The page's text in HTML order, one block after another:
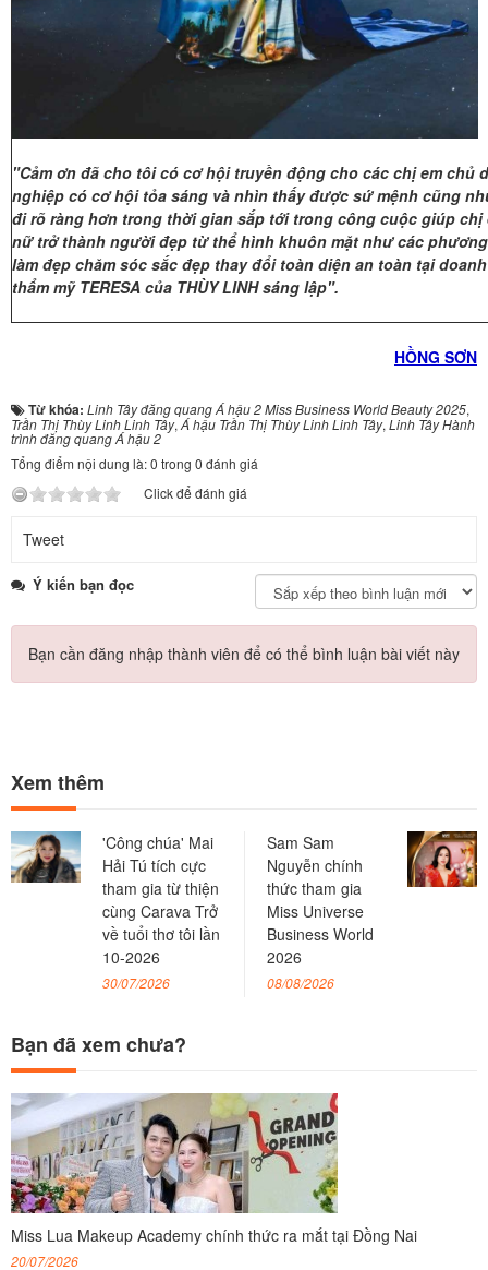
"Cảm ơn đã cho tôi có cơ hội truyền động cho các chị em chủ
nghiệp có cơ hội tỏa sáng và nhìn thấy được sứ mệnh cũng
đi rõ ràng hơn trong thời gian sắp tới trong công cuộc giúp chị
nữ trở thành người đẹp từ thể hình khuôn mặt như các
làm đẹp chăm sóc sắc đẹp thay đổi toàn diện an toàn tại
thẩm mỹ TERESA của THÙY LINH sáng lập".
HỒNG SƠN
Từ khóa: Linh Tây đăng quang Á hậu 2 Miss Business World Beauty 2025,
Trần Thị Thùy Linh Linh Tây, Á hậu Trần Thị Thùy Linh Linh Tây, Linh Tây Hành
trình đăng quang Á hậu 2
Tổng điểm nội dung là: 0 trong 0 đánh giá
Click để đánh giá
Tweet
Ý kiến bạn đọc
Bạn cần đăng nhập thành viên để có thể bình luận bài viết này
Xem thêm
'Công chúa' Mai
Hải Tú tích cực
tham gia từ thiện
cùng Carava Trở
về tuổi thơ tôi lần
10-2026
30/07/2026
Sam Sam
Nguyễn chính
thức tham gia
Miss Universe
Business World
2026
08/08/2026
Bạn đã xem chưa?
Miss Lua Makeup Academy chính thức ra mắt tại Đồng Nai
20/07/2026